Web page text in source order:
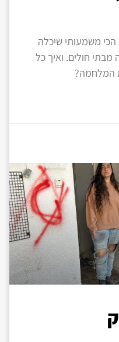
משמעותי שיכלה
חולים. ואיך כל
המלחמה?